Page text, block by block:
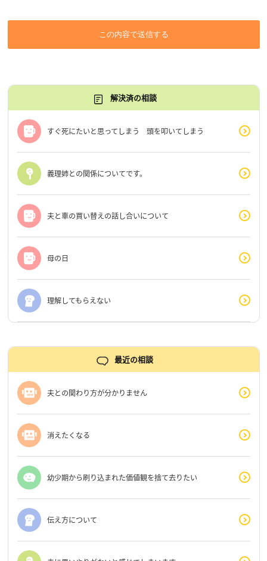
この内容で送信する
解決済の相談
すぐ死にたいと思ってしまう 頭を叩いてしまう
義理姉との関係についてです。
夫と車の買い替えの話し合いについて
母の日
理解してもらえない
最近の相談
夫との関わり方が分かりません
消えたくなる
幼少期から刷り込まれた価値観を捨て去りたい
伝え方について